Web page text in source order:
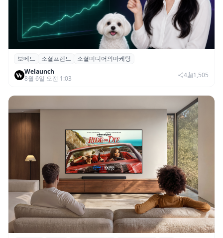
보메드 ‘소셜프렌드’, 유튜브·인스타 등 6개
SNS 마케팅 통합 지원
보메드 소셜프렌드
소셜미디어의마케팅
Welaunch
8월 6일 오전 1:03
4 1,505